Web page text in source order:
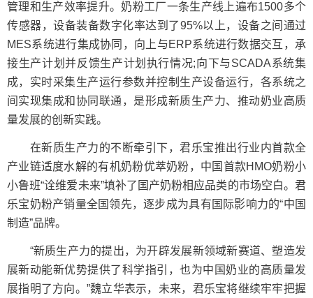
管理和生产效率提升。奶粉工厂一条生产线上遍布1500多个
传感器，设备装备数字化率达到了95%以上，设备之间通过
MES系统进行集成协同，向上与ERP系统进行数据交互，承
接生产计划并反馈生产计划执行情况;向下与SCADA系统集
成，实时采集生产运行参数并控制生产设备运行，各系统之
间实现集成和协同联通，是形成新质生产力、推动奶业高质
量发展的创新实践。
在新质生产力的不断牵引下，君乐宝推出行业内首款全
产业链适度水解的有机奶粉优萃奶粉，中国首款HMO奶粉小
小鲁班“诠维爱未来”填补了国产奶粉相应品类的市场空白。君
乐宝奶粉产销量全国领先，逐步成为具有国际影响力的“中国
制造”品牌。
“新质生产力的提出，为开辟发展新领域新赛道、塑造发
展新动能新优势提供了科学指引，也为中国奶业的高质量发
展指明了方向。”魏立华表示，未来，君乐宝将继续牢牢把握